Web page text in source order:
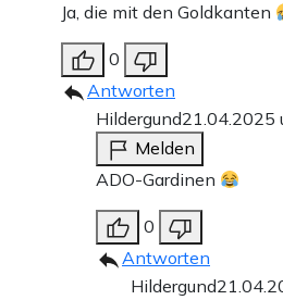
Ja, die mit den Goldkanten
0
Antworten
Hildergund21.04.2025
Melden
ADO-Gardinen
0
Antworten
Hildergund